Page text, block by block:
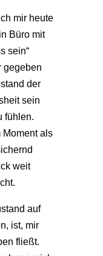
mir heute
Büro mit
sein“
gegeben
der
sein
fühlen.
als
weit
auf
ist, mir
fließt.